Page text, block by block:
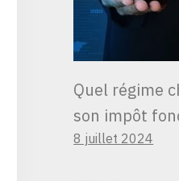
Quel régime
son impôt
8 juillet 2024